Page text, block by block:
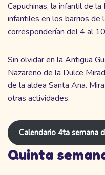
Capuchinas, la infantil de
infantiles en los barrios de
corresponderían del 4 al
Sin olvidar en la Antigua
Nazareno de la Dulce
de la aldea Santa Ana.
otras actividades:
Calendario 4ta semana
Quinta